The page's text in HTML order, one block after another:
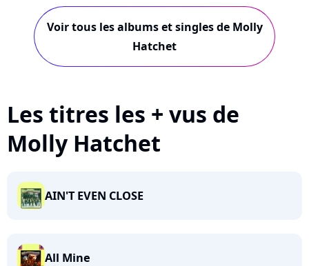
Voir tous les albums et singles de Molly
Hatchet
Les titres les + vus de
Molly Hatchet
AIN'T EVEN CLOSE
All Mine